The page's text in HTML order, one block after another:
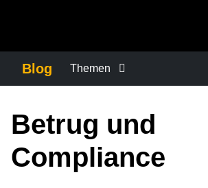
Canada (English)
Canada
France (Français)
Blog Themen
FÜRSORGEPFLICHT BEI
Betrug und
Compliance